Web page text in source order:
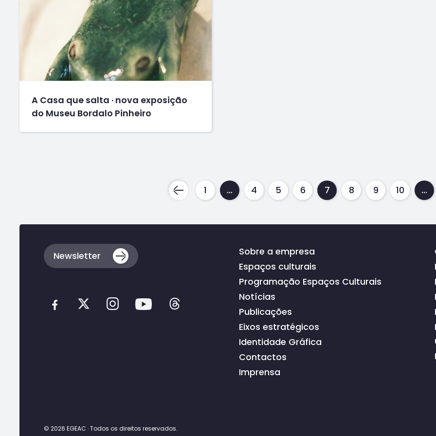
A Casa que salta · nova exposição
do Museu Bordalo Pinheiro
1 … 4 5 6 7 8 9 10 …
Voltar
Newsletter
Sobre a empresa
Espaços culturais
Programação Espaços Culturais
Notícias
Publicações
Eixos estratégicos
Identidade Gráfica
Contactos
Imprensa
© 2026 EGEAC · Todos os direitos reservados.